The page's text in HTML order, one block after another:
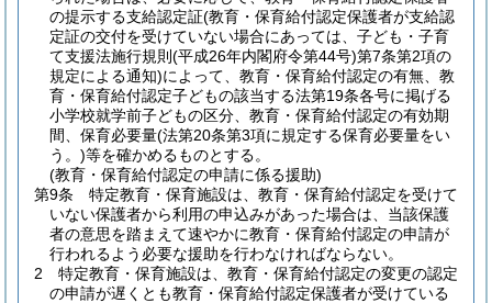
の提示する支給認定証(教育・保育給付認定保護者が支給認
定証の交付を受けていない場合にあっては、子ども・子育
て支援法施行規則 (平成26年内閣府令第44号)第7条第2項の
規定による通知)によって、教育・保育給付認定の有無、教
育・保育給付認定子どもの該当する法第19条各号に掲げる
小学校就学前子どもの区分、教育・保育給付認定の有効期
間、保育必要量(法第20条第3項に規定する保育必要量をい
う。)等を確かめるものとする。
(教育・保育給付認定の申請に係る援助)
第9条
特定教育・保育施設は、教育・保育給付認定を受けて
いない保護者から利用の申込みがあった場合は、当該保護
者の意思を踏まえて速やかに教育・保育給付認定の申請が
行われるよう必要な援助を行わなければならない。
2
特定教育・保育施設は、教育・保育給付認定の変更の認定
の申請が遅くとも教育・保育給付認定保護者が受けている